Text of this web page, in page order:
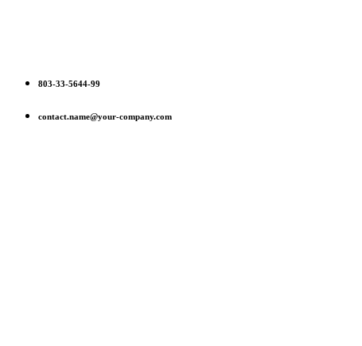
803-33-5644-99
contact.name@your-company.com